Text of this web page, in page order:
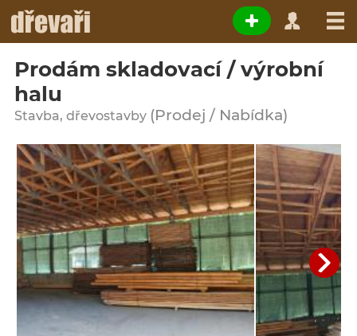
Prodám skladovací / výrobní
halu
Stavba, dřevostavby (Prodej / Nabídka)